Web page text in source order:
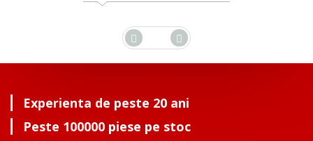
Experienta de peste 20 ani
Peste 100000 piese pe stoc